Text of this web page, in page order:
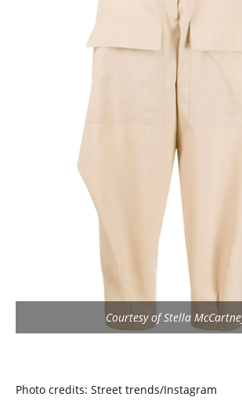
Courtesy of Stella
Photo credits: Street trends/Instagram